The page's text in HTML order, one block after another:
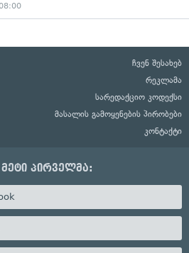
ჩვენ შესახებ
რეკლამა
სარედაქციო კოდექსი
მასალის გამოყენების პირობები
კონტაქტი
მეტი პირველმა: